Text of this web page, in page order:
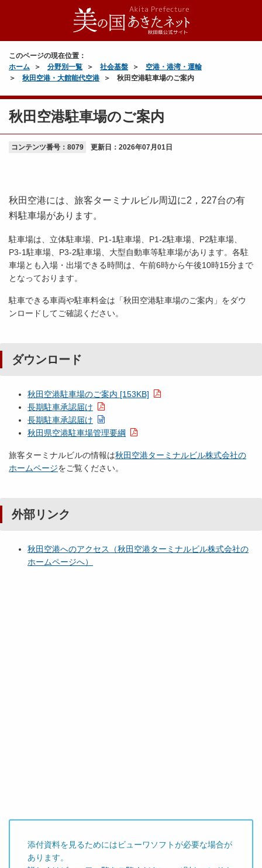
このページの現在位置：
ホーム
分野別一覧 社会基盤
空港・港湾・運輸
秋田空港・大館能代空港
秋田空港駐車場のご案内
秋田空港駐車場のご案内
コンテンツ番号：8079 更新日： 2026年07月01日
秋田空港には、旅客ターミナルビル周辺に2，227台の有
料駐車場があります。
駐車場は、立体駐車場、P1-1駐車場、P1-2駐車場、P2駐車場、
P3-1駐車場、P3-2駐車場、大型自動車等駐車場があります。各駐
車場とも入場・出場できる時間は、午前6時から午後10時15分まで
となっております。
駐車できる車両や駐車料金は「秋田空港駐車場のご案内」をダウ
ンロードしてご確認ください。
ダウンロード
秋田空港駐車場のご案内 [153KB]
長期駐車承認届け
長期駐車承認届け
秋田県空港駐車場管理要綱
旅客ターミナルビルの情報は秋田空港ターミナルビル株式会社の
ホームページをご覧ください。
外部リンク
秋田空港へのアクセス（秋田空港ターミナルビル株式会社の
ホームページへ）
添付資料を見るためにはビューワソフトが必要な場合が
あります。